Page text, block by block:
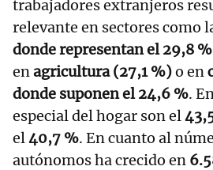
trabajadores extranjeros
relevante en sectores como
donde representan el 29,8
enagricultura (27,1 %)o en
donde suponen el 24,6 %.
especial del hogar son el
el40,7 %. En cuanto al
autónomos ha crecido en